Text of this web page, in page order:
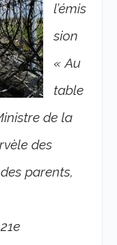
l’émis
sion
« Au
table
de la
des
parents,